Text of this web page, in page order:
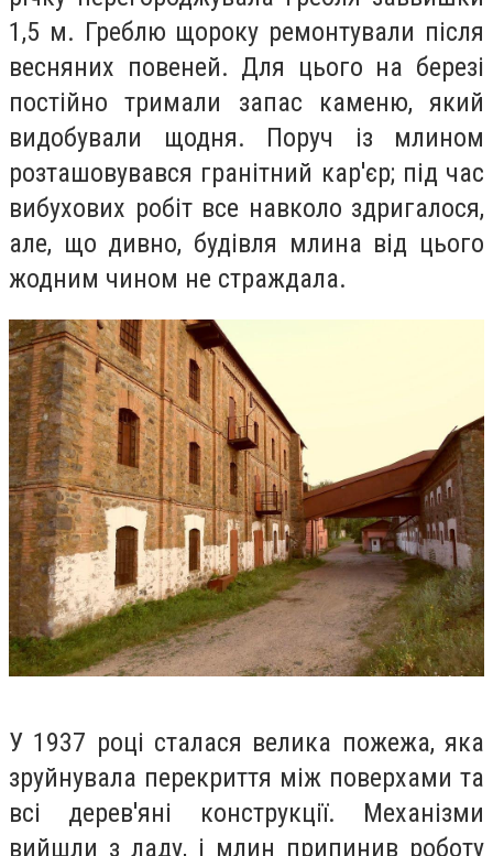
1,5 м. Греблю щороку ремонтували після
весняних повеней. Для цього на березі
постійно тримали запас каменю, який
видобували щодня. Поруч із млином
розташовувався гранітний кар'єр; під час
вибухових робіт все навколо здригалося,
але, що дивно, будівля млина від цього
жодним чином не страждала.
У 1937 році сталася велика пожежа, яка
зруйнувала перекриття між поверхами та
всі дерев'яні конструкції. Механізми
вийшли з ладу, і млин припинив роботу